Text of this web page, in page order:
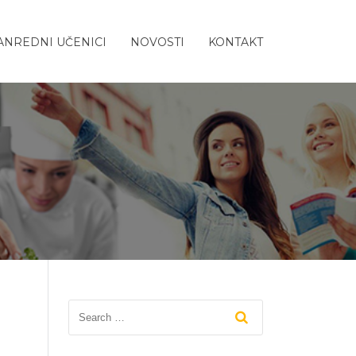
UČENICI NOVOSTI KONTAKT